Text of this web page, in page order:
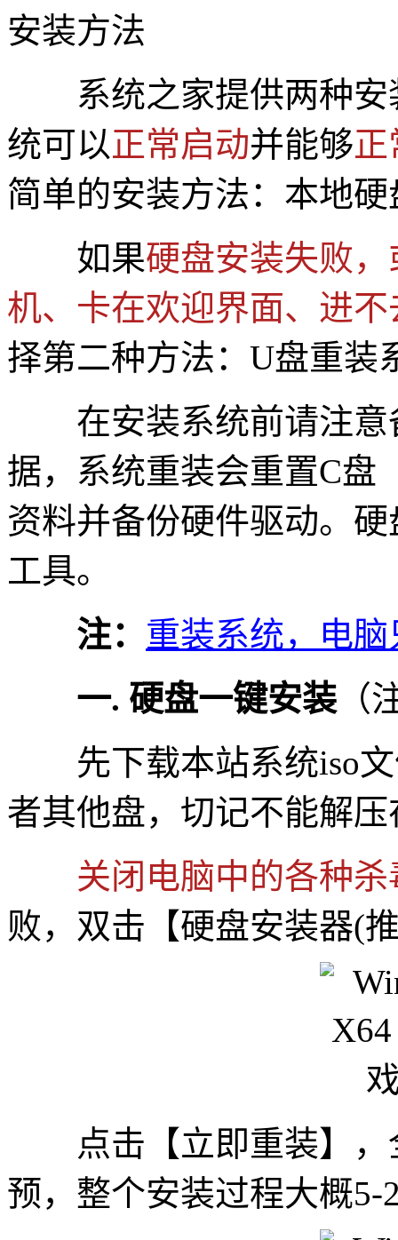
安装方法
系统之家提供两种
统可以正常启动并能够正
简单的安装方法：本地
如果硬盘安装失败
机、卡在欢迎界面、进
择第二种方法：U盘重装
在安装系统前请注意
据，系统重装会重置C盘
资料并备份硬件驱动。
工具。
注： 重装系统，电
一. 硬盘一键安装 （
先下载本站系统iso文
者其他盘，切记不能解
关闭电脑中的各种
败，双击【硬盘安装器(
点击【立即重装】，
预，整个安装过程大概5-